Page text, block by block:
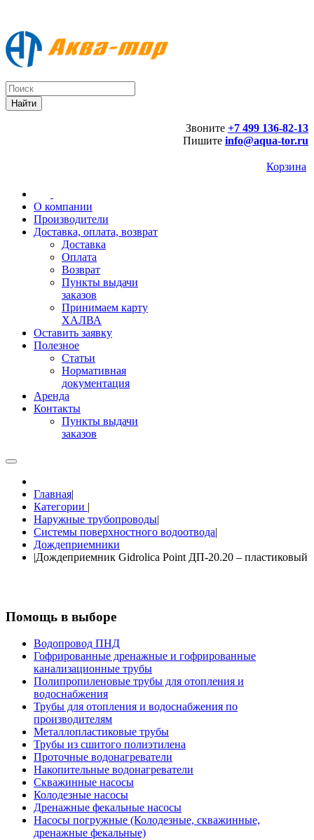
Звоните +7 499 136-82-13
Пишите info@aqua-tor.ru
Корзина
О компании
Производители
Доставка, оплата, возврат
Доставка
Оплата
Возврат
Пункты выдачи
заказов
Принимаем карту
ХАЛВА
Оставить заявку
Полезное
Статьи
Нормативная
документация
Аренда
Контакты
Пункты выдачи
заказов
Главная|
Категории |
Наружные трубопроводы|
Системы поверхностного водоотвода|
Дождеприемники
|Дождеприемник Gidrolica Point ДП-20.20 – пластиковый
Помощь в выборе
Водопровод ПНД
Гофрированные дренажные и гофрированные
канализационные трубы
Полипропиленовые трубы для отопления и
водоснабжения
Трубы для отопления и водоснабжения по
производителям
Металлопластиковые трубы
Трубы из сшитого полиэтилена
Проточные водонагреватели
Накопительные водонагреватели
Скважинные насосы
Колодезные насосы
Дренажные фекальные насосы
Насосы погружные (Колодезные, скважинные,
дренажные фекальные)